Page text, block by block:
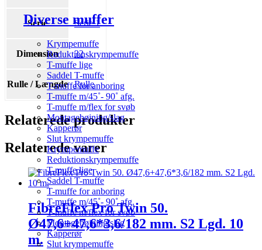
Diverse muffer
Krympemuffe
Reduktionskrympemuffe
T-muffe lige
Saddel T-muffe
T-muffe for anboring
T-muffe m/45˚- 90˚ afg.
T-muffe m/flex for svøb
Montagebøjning/slag
Kapperør
Slut krympemuffe
Krympemuffe
Reduktionskrympemuffe
T-muffe lige
Saddel T-muffe
T-muffe for anboring
T-muffe m/45˚- 90˚ afg.
T-muffe m/flex for svøb
Montagebøjning/slag
Kapperør
Slut krympemuffe
Serie Serie 1
Dimension 32
Rulle / Længde Rulle
Relaterede produkter
Relaterede varer
FibreFlex Pro Twin 50.
Ø47,6+47,6*3,6/182 mm. S2 Lgd. 10
m.